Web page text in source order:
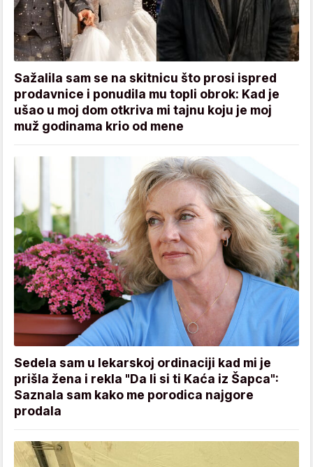
Sažalila sam se na skitnicu što prosi ispred
prodavnice i ponudila mu topli obrok: Kad je
ušao u moj dom otkriva mi tajnu koju je moj
muž godinama krio od mene
Sedela sam u lekarskoj ordinaciji kad mi je
prišla žena i rekla "Da li si ti Kaća iz Šapca":
Saznala sam kako me porodica najgore
prodala